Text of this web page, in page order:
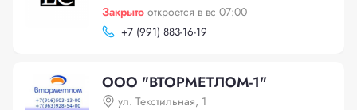
Закрыто откроется в вс 07:00
+7 (991) 883-16-19
ООО "ВТОРМЕТЛОМ-1"
ул. Текстильная, 1